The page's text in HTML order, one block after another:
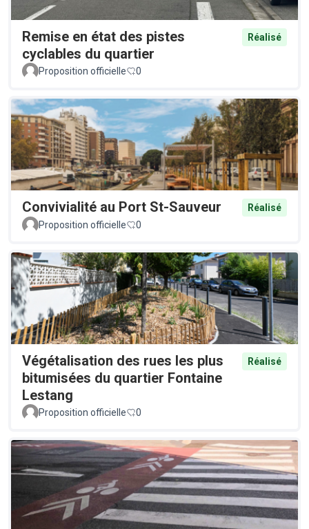
Remise en état des pistes
cyclables du quartier
Réalisé
Proposition officielle 0
Convivialité au Port St-Sauveur
Réalisé
Proposition officielle
0
Végétalisation des rues les plus
bitumisées du quartier Fontaine
Lestang
Réalisé
Proposition officielle 0